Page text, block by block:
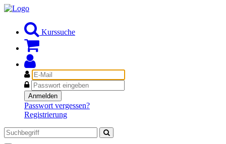
Kurssuche
E-
Mail
Passwort
Anmelden
Passwort vergessen?
Registrierung